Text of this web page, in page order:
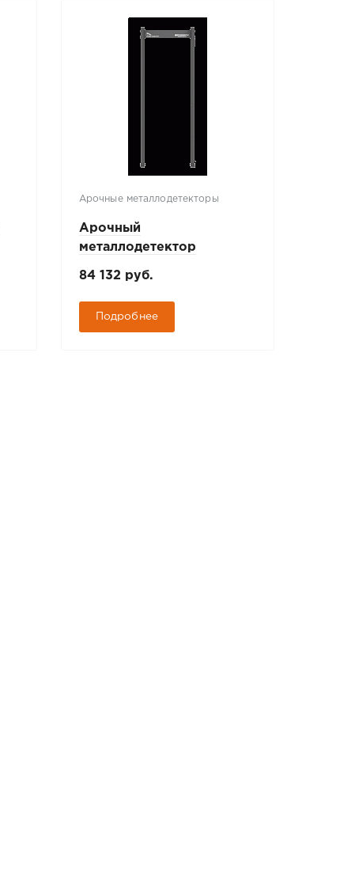
Арочные металлодетекторы
Арочный
металлодетектор
84 132 руб.
Подробнее